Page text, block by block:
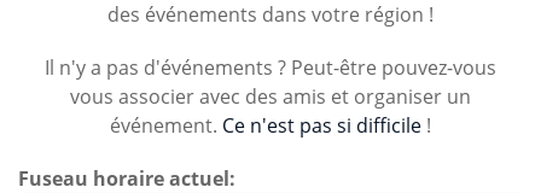
des événements dans votre région !
Il n'y a pas d'événements ? Peut-être pouvez-vous
vous associer avec des amis et organiser un
événement. Ce n'est pas si difficile !
Fuseau horaire actuel: